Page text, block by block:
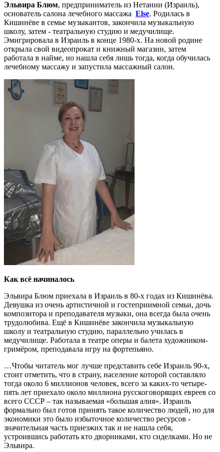
Эльвира Блюм, предприниматель из Нетании (Израиль),
основатель салона лечебного массажа Else. Родилась в
Кишинёве в семье музыкантов, закончила музыкальную
школу, затем - театральную студию и медучилище.
Эмигрировала в Израиль в конце 1980-х. На новой родине
открыла свой видеопрокат и книжный магазин, затем
работала в найме, но нашла себя лишь тогда, когда обучилась
лечебному массажу и запустила массажный салон.
Как всё начиналось
Эльвира Блюм приехала в Израиль в 80-х годах из Кишинёва.
Девушка из очень артистичной и гостеприимной семьи, дочь
композитора и преподавателя музыки, она всегда была очень
трудолюбива. Ещё в Кишинёве закончила музыкальную
школу и театральную студию, параллельно училась в
медучилище. Работала в театре оперы и балета художником-
гримёром, преподавала игру на фортепьяно.
…Чтобы читатель мог лучше представить себе Израиль 90-х,
стоит отметить, что в страну, население которой составляло
тогда около 6 миллионов человек, всего за каких-то четыре-
пять лет приехало около миллиона русскоговорящих евреев со
всего СССР – так называемая «большая алия». Израиль
формально был готов принять такое количество людей, но для
экономики это было избыточное количество ресурсов -
значительная часть приезжих так и не нашла себя,
устроившись работать кто дворниками, кто сиделками. Но не
Эльвира.